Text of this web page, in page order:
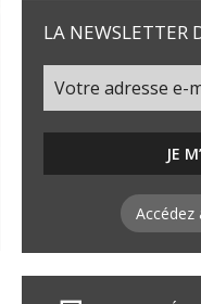
LA NEWSLETTER
Accédez